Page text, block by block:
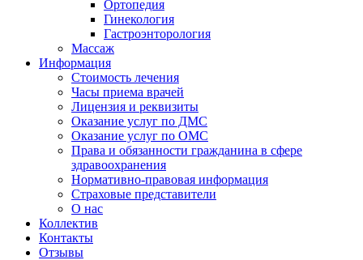
Ортопедия
Гинекология
Гастроэнторология
Массаж
Информация
Стоимость лечения
Часы приема врачей
Лицензия и реквизиты
Оказание услуг по ДМС
Оказание услуг по ОМС
Права и обязанности гражданина в сфере
здравоохранения
Нормативно-правовая информация
Страховые представители
О нас
Коллектив
Контакты
Отзывы